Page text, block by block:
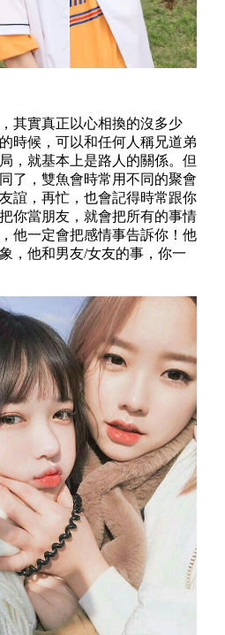
其實真正以心相換的沒多少
時候，可以和任何人稱兄道弟
，就基本上是路人的關係。但
了，雙魚會時常用不同的聚會
誼，再忙，也會記得時常跟你
你當朋友，就會把所有的事情
他一定會把感情事告訴你！他
，他和男友/女友的事，你一